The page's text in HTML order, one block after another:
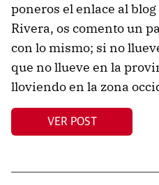
poneros el enlace al
Rivera, os comento un
con lo mismo; si no
que no llueve en la
lloviendo en la zona
VER POST